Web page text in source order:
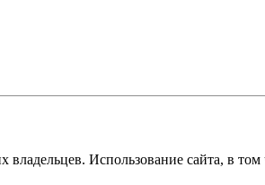
Использование сайта, в том